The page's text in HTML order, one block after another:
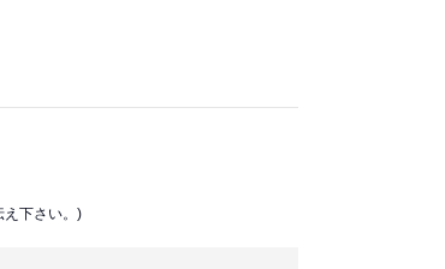
え下さい。)